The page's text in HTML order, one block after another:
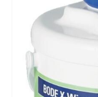
springen